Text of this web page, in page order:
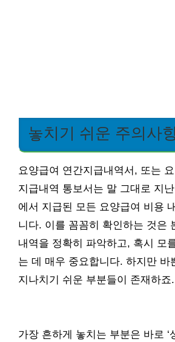
놓치기 쉬운 주의사
요양급여 연간지급내역서, 또는
지급내역 통보서는 말 그대로 지
에서 지급된 모든 요양급여 비용
니다. 이를 꼼꼼히 확인하는 것은
내역을 정확히 파악하고, 혹시 모
는 데 매우 중요합니다. 하지만 바
지나치기 쉬운 부분들이 존재하죠.
가장 흔하게 놓치는 부분은 바로 ‘